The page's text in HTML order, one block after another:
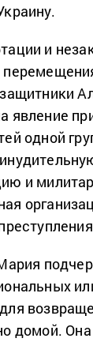
и
явление
одной
и
домой.